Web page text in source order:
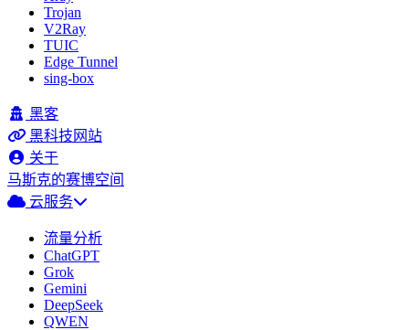
Trojan
V2Ray
TUIC
Edge Tunnel
sing-box
黑客
黑科技网站
关于
马斯克的赛博空间
云服务
流量分析
ChatGPT
Grok
Gemini
DeepSeek
QWEN